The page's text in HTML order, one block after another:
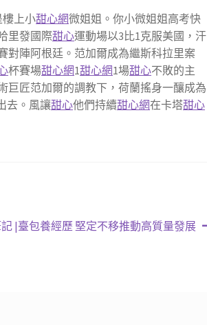
樓上小甜心網微姐姐。你小微姐姐高考快
里發國際甜心運動場以3比1克服美國，汗
對陣阿根廷。范加爾成為繼斯科拉里案
杯賽場甜心網1甜心網1場甜心不敗的主
巨匠范加爾的調教下，荷蘭搖身一釀成為
去。風讓甜心他們持續甜心網在卡塔甜心
|臺包養經歷 堅定不移推動高質量發展